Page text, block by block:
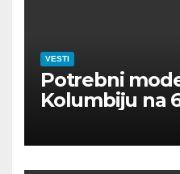
VESTI
Potrebni
Kolumbiju na